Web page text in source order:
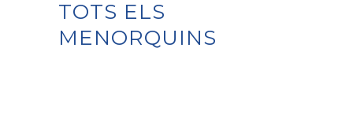
TOTS ELS
MENORQUINS